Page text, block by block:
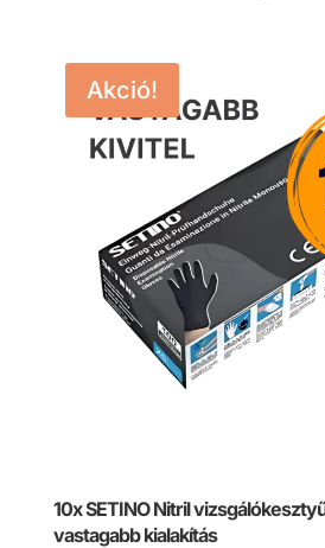
Akció!
10x SETINO Nitril
vastagabb kialakítás